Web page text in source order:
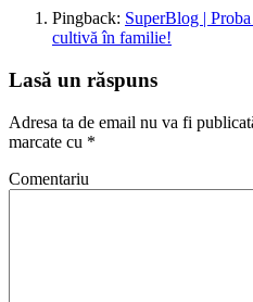
Pingback: SuperBlog |
cultivă în familie!
Lasă un răspuns
Adresa ta de email nu va fi
marcate cu *
Comentariu